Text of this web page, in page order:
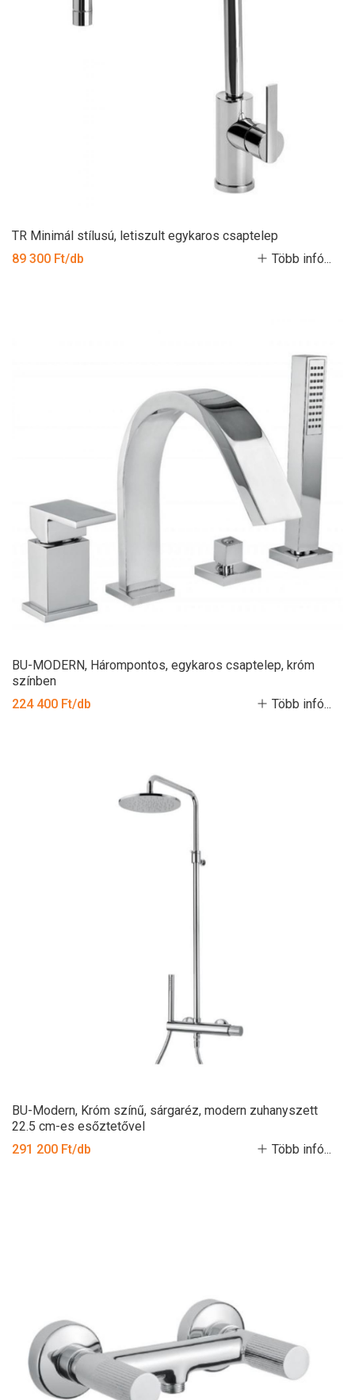
TR Minimál stílusú, letiszult egykaros csaptelep
89 300 Ft/db
Több infó...
BU-MODERN, Hárompontos, egykaros csaptelep, króm
színben
224 400 Ft/db
Több infó...
BU-Modern, Króm színű, sárgaréz, modern zuhanyszett
22.5 cm-es esőztetővel
291 200 Ft/db
Több infó...